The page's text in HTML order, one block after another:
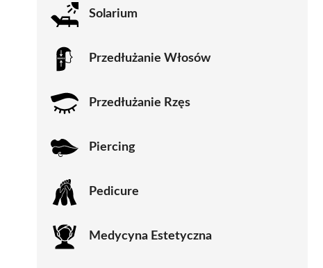
Solarium
Przedłużanie Włosów
Przedłużanie Rzęs
Piercing
Pedicure
Medycyna Estetyczna